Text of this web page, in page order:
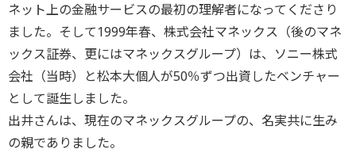
ネット上の金融サービスの最初の理解者になってくださり
ました。そして1999年春、株式会社マネックス（後のマネ
ックス証券、更にはマネックスグループ）は、ソニー株式
会社（当時）と松本大個人が50％ずつ出資したベンチャー
として誕生しました。
出井さんは、現在のマネックスグループの、名実共に生み
の親でありました。